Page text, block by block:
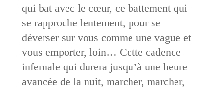
qui bat avec le cœur, ce battement qui
se rapproche lentement, pour se
déverser sur vous comme une vague et
vous emporter, loin… Cette cadence
infernale qui durera jusqu’à une heure
avancée de la nuit, marcher, marcher,